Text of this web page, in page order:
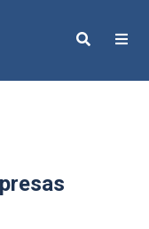
Search